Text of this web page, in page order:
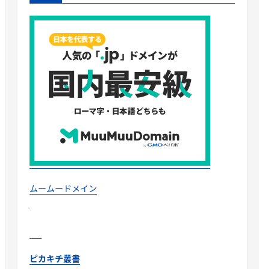
ムームードメイン
ピカキチ叢書